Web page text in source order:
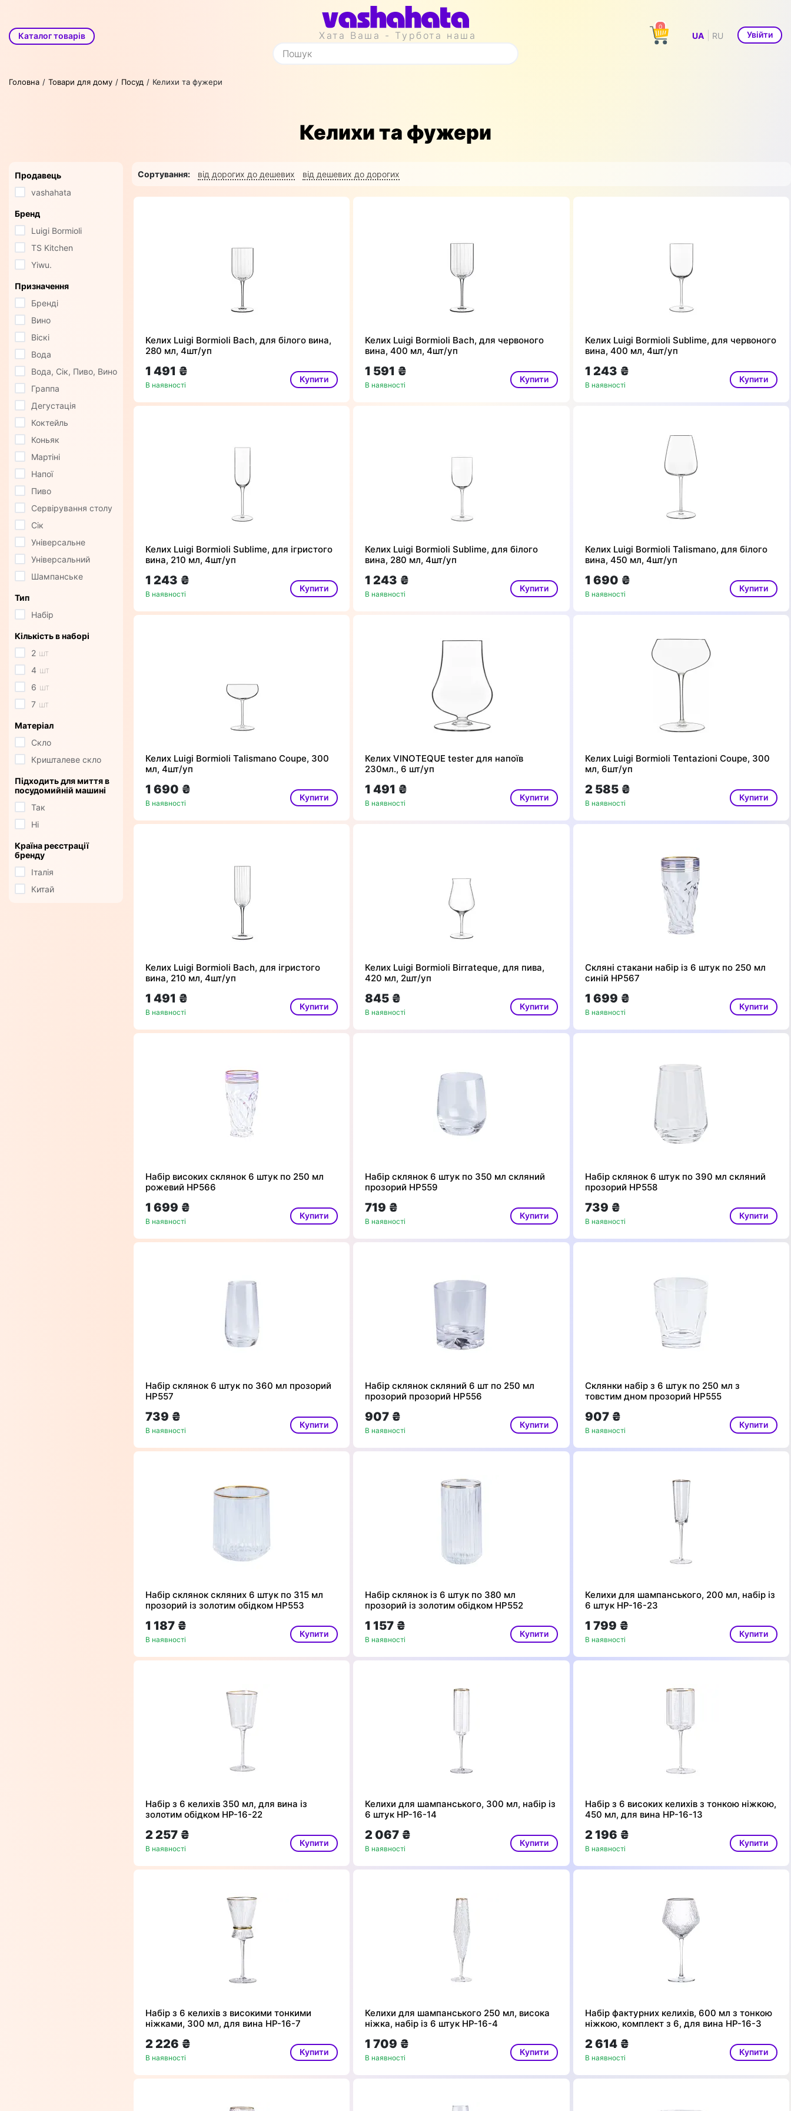
Каталог товарів Хата Ваша - Турбота наша
0
UA RU Увійти
Головна Товари для дому Посуд Келихи та фужери
Келихи та фужери
Продавець
vashahata
Бренд
Luigi Bormioli
TS Kitchen
Yiwu.
Призначення
Бренді
Вино
Віскі
Вода
Вода, Сік, Пиво, Вино
Граппа
Дегустація
Коктейль
Коньяк
Мартіні
Напої
Пиво
Сервірування столу
Сік
Універсальне
Універсальний
Шампанське
Тип
Набір
Кількість в наборі
2 шт
4 шт
6 шт
7 шт
Матеріал
Скло
Кришталеве скло
Підходить для миття в
посудомийній машині
Так
Ні
Країна реєстрації
бренду
Італія
Китай
Сортування: від дорогих до дешевих від дешевих до дорогих
Келих Luigi Bormioli Bach, для білого вина,
280 мл, 4шт/уп
1 491 ₴
В наявності
Купити
Келих Luigi Bormioli Bach, для червоного
вина, 400 мл, 4шт/уп
1 591 ₴
В наявності
Купити
Келих Luigi Bormioli Sublime, для червоного
вина, 400 мл, 4шт/уп
1 243 ₴
В наявності
Купити
Келих Luigi Bormioli Sublime, для ігристого
вина, 210 мл, 4шт/уп
1 243 ₴
В наявності
Купити
Келих Luigi Bormioli Sublime, для білого
вина, 280 мл, 4шт/уп
1 243 ₴
В наявності
Купити
Келих Luigi Bormioli Talismano, для білого
вина, 450 мл, 4шт/уп
1 690 ₴
В наявності
Купити
Келих Luigi Bormioli Talismano Coupe, 300
мл, 4шт/уп
1 690 ₴
В наявності
Купити
Келих VINOTEQUE tester для напоїв
230мл., 6 шт/уп
1 491 ₴
В наявності
Купити
Келих Luigi Bormioli Tentazioni Coupe, 300
мл, 6шт/уп
2 585 ₴
В наявності
Купити
Келих Luigi Bormioli Bach, для ігристого
вина, 210 мл, 4шт/уп
1 491 ₴
В наявності
Купити
Келих Luigi Bormioli Birrateque, для пива,
420 мл, 2шт/уп
845 ₴
В наявності
Купити
Скляні стакани набір із 6 штук по 250 мл
синій HP567
1 699 ₴
В наявності
Купити
Набір високих склянок 6 штук по 250 мл
рожевий HP566
1 699 ₴
В наявності
Купити
Набір склянок 6 штук по 350 мл скляний
прозорий HP559
719 ₴
В наявності
Купити
Набір склянок 6 штук по 390 мл скляний
прозорий HP558
739 ₴
В наявності
Купити
Набір склянок 6 штук по 360 мл прозорий
HP557
739 ₴
В наявності
Купити
Набір склянок скляний 6 шт по 250 мл
прозорий прозорий HP556
907 ₴
В наявності
Купити
Склянки набір з 6 штук по 250 мл з
товстим дном прозорий HP555
907 ₴
В наявності
Купити
Набір склянок скляних 6 штук по 315 мл
прозорий із золотим обідком HP553
1 187 ₴
В наявності
Купити
Набір склянок із 6 штук по 380 мл
прозорий із золотим обідком HP552
1 157 ₴
В наявності
Купити
Келихи для шампанського, 200 мл, набір із
6 штук HP-16-23
1 799 ₴
В наявності
Купити
Набір з 6 келихів 350 мл, для вина із
золотим обідком HP-16-22
2 257 ₴
В наявності
Купити
Келихи для шампанського, 300 мл, набір із
6 штук HP-16-14
2 067 ₴
В наявності
Купити
Набір з 6 високих келихів з тонкою ніжкою,
450 мл, для вина HP-16-13
2 196 ₴
В наявності
Купити
Набір з 6 келихів з високими тонкими
ніжками, 300 мл, для вина HP-16-7
2 226 ₴
В наявності
Купити
Келихи для шампанського 250 мл, висока
ніжка, набір із 6 штук HP-16-4
1 709 ₴
В наявності
Купити
Набір фактурних келихів, 600 мл з тонкою
ніжкою, комплект з 6, для вина HP-16-3
2 614 ₴
В наявності
Купити